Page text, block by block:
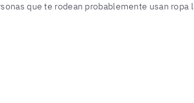
que te rodean probablemente usan ropa